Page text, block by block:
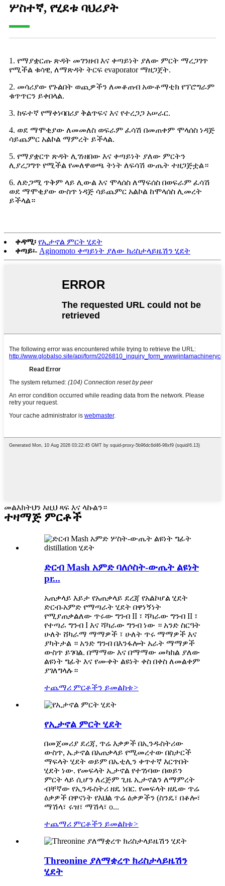
ሦስተኛ, የሂደቱ ባህሪያት
1. የማያቋርጡ ጽዳት መገንዘብ እና ቀጣይነት ያለው ምርት ማረጋገጥ
የሚችል ቁሳዊ, ለማጽዳት ትርፍ evaporator ማዘጋጀት.
2. መሳሪያው የጉልበት ወጪዎችን ለመቆጠብ አውቶማቲክ የፕሮግራም
ቁጥጥርን ይቀበላል.
3. ከፍተኛ የማቀነባበሪያ ቅልጥፍና እና የተረጋጋ አሠራር.
4. ወደ ማሞቂያው ለመመለስ ወፍራም ፈሳሽ በመጠቀም ሞላሰስ ነዳጅ
ሳይጨምር አልኮል ማምረት ይችላል.
5. የማያቋርጥ ጽዳት ሊገነዘበው እና ቀጣይነት ያለው ምርትን
ሊያረጋግጥ የሚችል የመለዋወጫ ትነት ለፍሳሽ ውጤት ተዘጋጅቷል።
6. ለድጋሚ ጥቅም ላይ ሊውል እና ሞላሰስ ለማፍሰስ በወፍራም ፈሳሽ
ወደ ማሞቂያው ውስጥ ነዳጅ ሳይጨምር አልኮል ከሞላሰስ ሊመረት
ይችላል።
ቀዳሚ፡ የኢታኖል ምርት ሂደት
ቀጣይ፡- Aginomoto ቀጣይነት ያለው ክሪስታላይዜሽን ሂደት
መልእክትህን እዚህ ጻፍ እና ላኩልን።
ተዛማጅ ምርቶች
ድርብ Mash አምድ ባለሶስት-ውጤት ልዩነት
pr...
አጠቃላይ እይታ የአጠቃላይ ደረጃ የአልኮሆል ሂደት
ድርብ-አምድ የማጣራት ሂደት በዋነኝነት
የሚያጠቃልለው ጥሩው ግንብ II ፣ ሻካራው ግንብ II ፣
የተጣራ ግንብ I እና ሻካራው ግንብ ነው ። አንድ ስርዓት
ሁለት ሸካራማ ማማዎች ፣ ሁለት ጥሩ ማማዎች እና
ያካትታል ። አንድ ግንብ በእንፋሎት አራት ማማዎች
ውስጥ ይገባል. በማማው እና በማማው መካከል ያለው
ልዩነት ግፊት እና የሙቀት ልዩነት ቀስ በቀስ ለመልቀም
ያገለግላሉ።
ተጨማሪ ምርቶችን ይመልከቱ>
የኢታኖል ምርት ሂደት
በመጀመሪያ ደረጃ, ጥሬ እቃዎች በኢንዱስትሪው
ውስጥ, ኤታኖል በአጠቃላይ የሚመረተው በስታርች
ማፍላት ሂደት ወይም በኤቲሊን ቀጥተኛ እርጥበት
ሂደት ነው. የመፍላት ኢታኖል የተገነባው በወይን
ምርት ላይ ሲሆን ለረጅም ጊዜ ኢታኖልን ለማምረት
ብቸኛው የኢንዱስትሪ ዘዴ ነበር. የመፍላት ዘዴው ጥሬ
ዕቃዎች በዋናነት የእህል ጥሬ ዕቃዎችን (ስንዴ፣ በቆሎ፣
ማሽላ፣ ሩዝ፣ ማሽላ፣ o...
ተጨማሪ ምርቶችን ይመልከቱ>
Threonine ያለማቋረጥ ክሪስታላይዜሽን
ሂደት